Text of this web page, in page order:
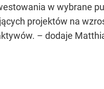
w wybrane
projektów na
– dodaje